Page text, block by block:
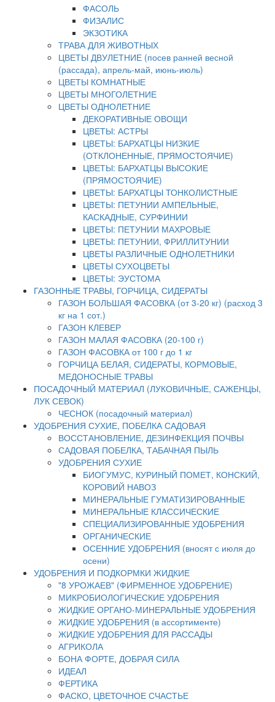
ФАСОЛЬ
ФИЗАЛИС
ЭКЗОТИКА
ТРАВА ДЛЯ ЖИВОТНЫХ
ЦВЕТЫ ДВУЛЕТНИЕ (посев ранней весной
(рассада), апрель-май, июнь-июль)
ЦВЕТЫ КОМНАТНЫЕ
ЦВЕТЫ МНОГОЛЕТНИЕ
ЦВЕТЫ ОДНОЛЕТНИЕ
ДЕКОРАТИВНЫЕ ОВОЩИ
ЦВЕТЫ: АСТРЫ
ЦВЕТЫ: БАРХАТЦЫ НИЗКИЕ
(ОТКЛОНЕННЫЕ, ПРЯМОСТОЯЧИЕ)
ЦВЕТЫ: БАРХАТЦЫ ВЫСОКИЕ
(ПРЯМОСТОЯЧИЕ)
ЦВЕТЫ: БАРХАТЦЫ ТОНКОЛИСТНЫЕ
ЦВЕТЫ: ПЕТУНИИ АМПЕЛЬНЫЕ,
КАСКАДНЫЕ, СУРФИНИИ
ЦВЕТЫ: ПЕТУНИИ МАХРОВЫЕ
ЦВЕТЫ: ПЕТУНИИ, ФРИЛЛИТУНИИ
ЦВЕТЫ РАЗЛИЧНЫЕ ОДНОЛЕТНИКИ
ЦВЕТЫ СУХОЦВЕТЫ
ЦВЕТЫ: ЭУСТОМА
ГАЗОННЫЕ ТРАВЫ, ГОРЧИЦА, СИДЕРАТЫ
ГАЗОН БОЛЬШАЯ ФАСОВКА (от 3-20 кг) (расход 3
кг на 1 сот.)
ГАЗОН КЛЕВЕР
ГАЗОН МАЛАЯ ФАСОВКА (20-100 г)
ГАЗОН ФАСОВКА от 100 г до 1 кг
ГОРЧИЦА БЕЛАЯ, СИДЕРАТЫ, КОРМОВЫЕ,
МЕДОНОСНЫЕ ТРАВЫ
ПОСАДОЧНЫЙ МАТЕРИАЛ (ЛУКОВИЧНЫЕ, САЖЕНЦЫ,
ЛУК СЕВОК)
ЧЕСНОК (посадочный материал)
УДОБРЕНИЯ СУХИЕ, ПОБЕЛКА САДОВАЯ
ВОССТАНОВЛЕНИЕ, ДЕЗИНФЕКЦИЯ ПОЧВЫ
САДОВАЯ ПОБЕЛКА, ТАБАЧНАЯ ПЫЛЬ
УДОБРЕНИЯ СУХИЕ
БИОГУМУС, КУРИНЫЙ ПОМЕТ, КОНСКИЙ,
КОРОВИЙ НАВОЗ
МИНЕРАЛЬНЫЕ ГУМАТИЗИРОВАННЫЕ
МИНЕРАЛЬНЫЕ КЛАССИЧЕСКИЕ
СПЕЦИАЛИЗИРОВАННЫЕ УДОБРЕНИЯ
ОРГАНИЧЕСКИЕ
ОСЕННИЕ УДОБРЕНИЯ (вносят с июля до
осени)
УДОБРЕНИЯ И ПОДКОРМКИ ЖИДКИЕ
"8 УРОЖАЕВ" (ФИРМЕННОЕ УДОБРЕНИЕ)
МИКРОБИОЛОГИЧЕСКИЕ УДОБРЕНИЯ
ЖИДКИЕ ОРГАНО-МИНЕРАЛЬНЫЕ УДОБРЕНИЯ
ЖИДКИЕ УДОБРЕНИЯ (в ассортименте)
ЖИДКИЕ УДОБРЕНИЯ ДЛЯ РАССАДЫ
АГРИКОЛА
БОНА ФОРТЕ, ДОБРАЯ СИЛА
ИДЕАЛ
ФЕРТИКА
ФАСКО, ЦВЕТОЧНОЕ СЧАСТЬЕ